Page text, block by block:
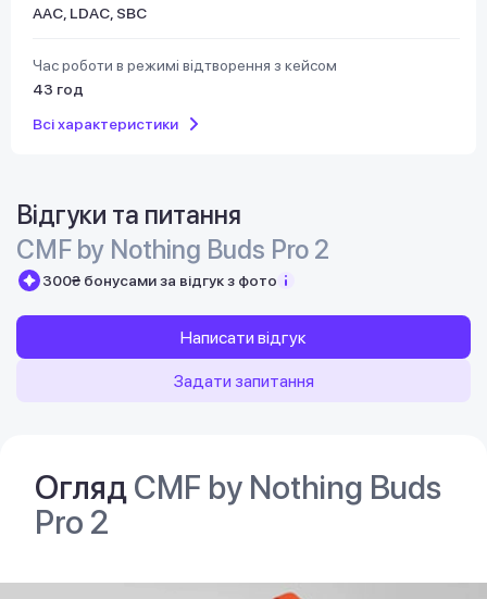
AAC, LDAC, SBC
Час роботи в режимі відтворення з кейсом
43 год
Всі характеристики
Відгуки та питання
CMF by Nothing Buds Pro 2
300₴ бонусами за відгук з фото
Написати відгук
Задати запитання
ОглядCMF by Nothing Buds
Pro 2